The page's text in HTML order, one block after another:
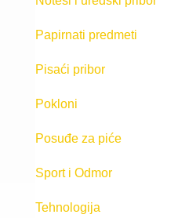
Papirnati predmeti
Pisaći pribor
Pokloni
Posuđe za piće
Sport i Odmor
Tehnologija